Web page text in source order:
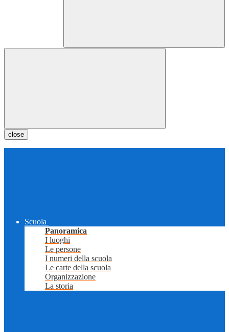
close
Scuola
Panoramica
I luoghi
Le persone
I numeri della scuola
Le carte della scuola
Organizzazione
La storia